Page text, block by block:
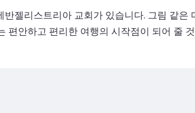
젤리스트리아 교회가 있습니다. 그림 같은
편안하고 편리한 여행의 시작점이 되어 줄